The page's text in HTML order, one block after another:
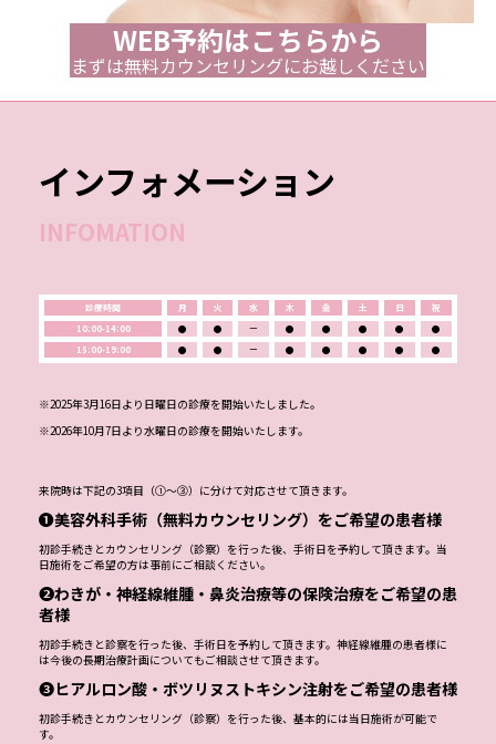
WEB予約はこちらから
まずは無料カウンセリングにお越しください
インフォメーション
INFOMATION
診療時間 月 火 水 木 金 土 日
祝
10:00-14:00
● ● ー ● ● ● ●
●
15:00-19:00
● ● ー ● ● ● ● ●
※2025年3月16日より日曜日の診療を開始いたしました。
※2026年10月7日より水曜日の診療を開始いたします。
来院時は下記の3項目（①～③）に分けて対応させて頂きます。
❶美容外科手術（無料カウンセリング）をご希望の患者様
初診手続きとカウンセリング（診察）を行った後、手術日を予約して頂きます。当
日施術をご希望の方は事前にご相談ください。
❷わきが・神経線維腫・鼻炎治療等の保険治療をご希望の患
者様
初診手続きと診察を行った後、手術日を予約して頂きます。神経線維腫の患者様に
は今後の長期治療計画についてもご相談させて頂きます。
❸ヒアルロン酸・ボツリヌストキシン注射をご希望の患者様
初診手続きとカウンセリング（診察）を行った後、基本的には当日施術が可能で
す。